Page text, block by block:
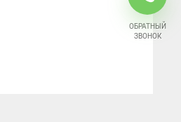
ОБРАТНЫЙ
ЗВОНОК